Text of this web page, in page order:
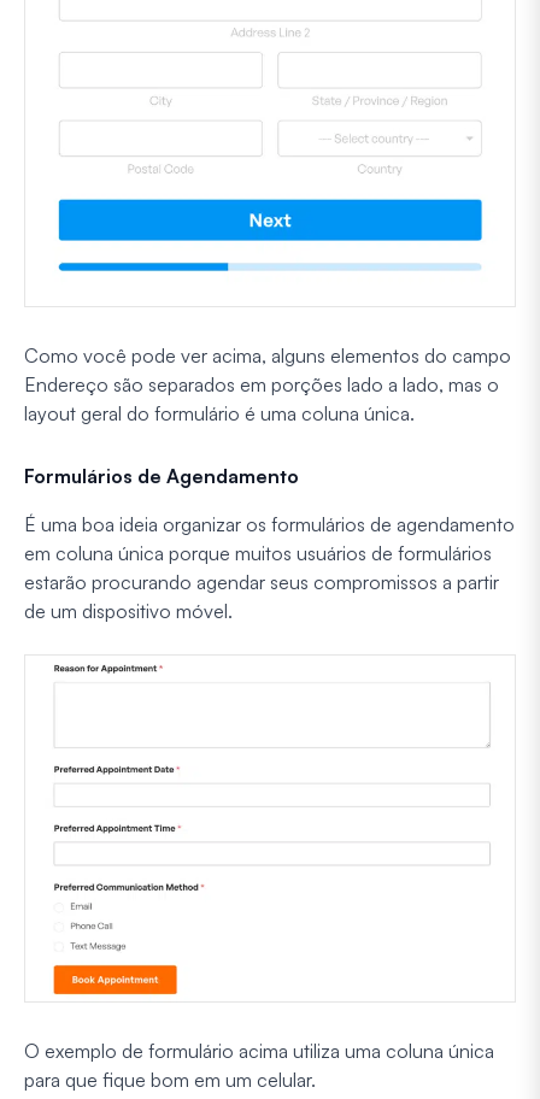
Como você pode ver acima, alguns elementos do campo
Endereço são separados em porções lado a lado, mas o
layout geral do formulário é uma coluna única.
Formulários de Agendamento
É uma boa ideia organizar os formulários de agendamento
em coluna única porque muitos usuários de formulários
estarão procurando agendar seus compromissos a partir
de um dispositivo móvel.
O exemplo de formulário acima utiliza uma coluna única
para que fique bom em um celular.